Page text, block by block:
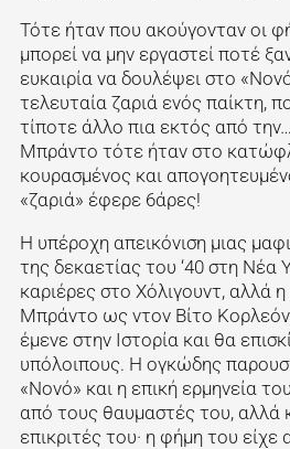
Τότε ήταν που ακούγονταν οι
μπορεί να μην εργαστεί ποτέ
ευκαιρία να δουλέψει στο
τελευταία ζαριά ενός παίκτη,
τίποτε άλλο πια εκτός από
Μπράντο τότε ήταν στο
κουρασμένος και
«ζαριά» έφερε 6άρες!
Η υπέροχη απεικόνιση μιας
της δεκαετίας του ‘40 στη Νέα
καριέρες στο Χόλιγουντ, αλλά
Μπράντο ως ντον Βίτο
έμενε στην Ιστορία και θα
υπόλοιπους. Η ογκώδης
«Νονό» και η επική ερμηνεία
από τους θαυμαστές του, αλλά
επικριτές του· η φήμη του